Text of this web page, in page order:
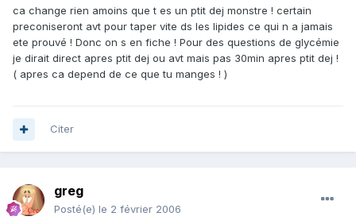
ca change rien amoins que t es un ptit dej monstre ! certain
preconiseront avt pour taper vite ds les lipides ce qui n a jamais
ete prouvé ! Donc on s en fiche ! Pour des questions de glycémie
je dirait direct apres ptit dej ou avt mais pas 30min apres ptit dej !
( apres ca depend de ce que tu manges ! )
Citer
greg
Posté(e) le 2 février 2006